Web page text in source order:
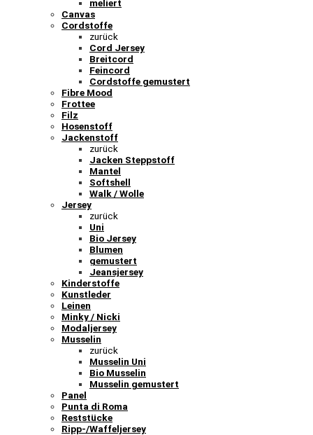
meliert
Canvas
Cordstoffe
zurück
Cord Jersey
Breitcord
Feincord
Cordstoffe gemustert
Fibre Mood
Frottee
Filz
Hosenstoff
Jackenstoff
zurück
Jacken Steppstoff
Mantel
Softshell
Walk / Wolle
Jersey
zurück
Uni
Bio Jersey
Blumen
gemustert
Jeansjersey
Kinderstoffe
Kunstleder
Leinen
Minky / Nicki
Modaljersey
Musselin
zurück
Musselin Uni
Bio Musselin
Musselin gemustert
Panel
Punta di Roma
Reststücke
Ripp-/Waffeljersey